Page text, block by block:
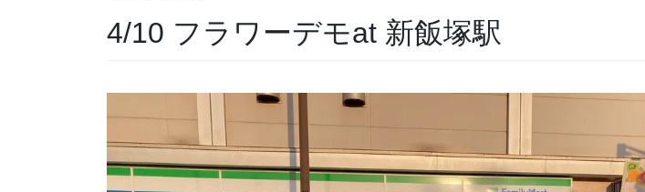
4/10 フラワーデモat 新飯塚駅